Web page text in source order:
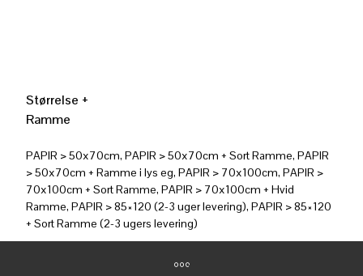
Størrelse +
Ramme
PAPIR > 50x70cm, PAPIR > 50x70cm + Sort Ramme, PAPIR
> 50x70cm + Ramme i lys eg, PAPIR > 70x100cm, PAPIR >
70x100cm + Sort Ramme, PAPIR > 70x100cm + Hvid
Ramme, PAPIR > 85×120 (2-3 uger levering), PAPIR > 85×120
+ Sort Ramme (2-3 ugers levering)